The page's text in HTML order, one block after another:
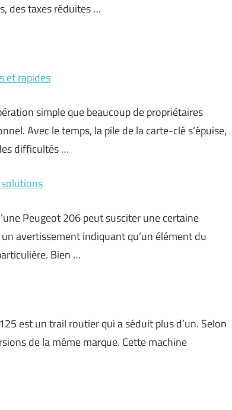
des taxes réduites …
et rapides
simple que beaucoup de propriétaires
Avec le temps, la pile de la carte-clé s’épuise,
difficultés …
Peugeot 206 peut susciter une certaine
avertissement indiquant qu’un élément du
Bien …
est un trail routier qui a séduit plus d’un. Selon
de la même marque. Cette machine